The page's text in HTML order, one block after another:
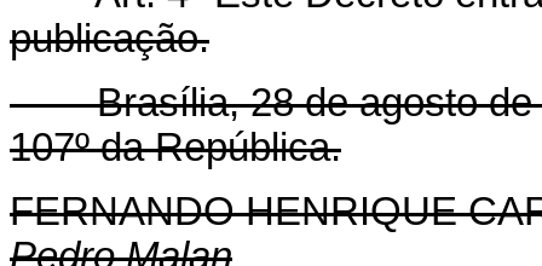
publicação.
Brasília, 28 de agosto de
107º da República.
FERNANDO HENRIQUE
Pedro Malan